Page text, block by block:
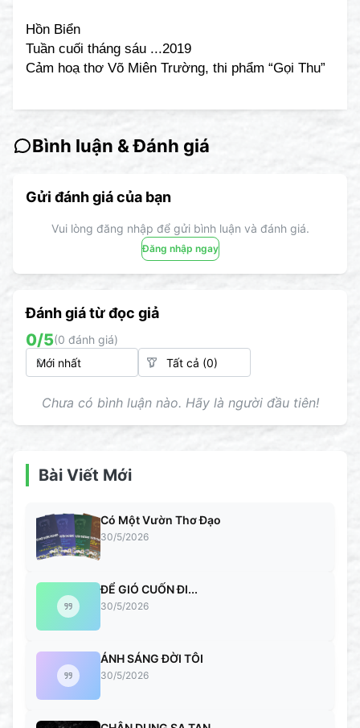
Hồn Biển
Tuần cuối tháng sáu ...2019
Cảm hoạ thơ Võ Miên Trường, thi phẩm “Gọi Thu”
Bình luận & Đánh giá
Gửi đánh giá của bạn
Vui lòng đăng nhập để gửi bình luận và đánh giá.
Đăng nhập ngay
Đánh giá từ đọc giả
0/5(0 đánh giá)
Chưa có bình luận nào. Hãy là người đầu tiên!
Bài Viết Mới
Có Một Vườn Thơ Đạo
30/5/2026
ĐỂ GIÓ CUỐN ĐI...
30/5/2026
ÁNH SÁNG ĐỜI TÔI
30/5/2026